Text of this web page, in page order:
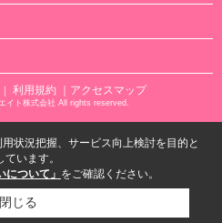
利用規約 ｜アクセスマップ
イト株式会社 All rights reserved.
状況把握、サービス向上検討を目的と
います。
について」 をご確認ください。
閉じる